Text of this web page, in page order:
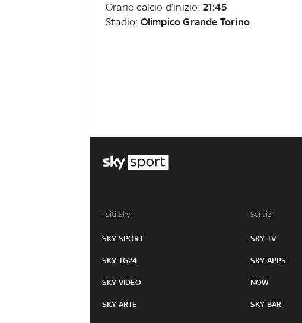
Orario calcio d’inizio: 21:45
Stadio: Olimpico Grande Torino
I siti Sky:
SKY SPORT
SKY TG24
SKY VIDEO
SKY ARTE
Servizi:
SKY TV
SKY APPS
NOW
SKY BAR